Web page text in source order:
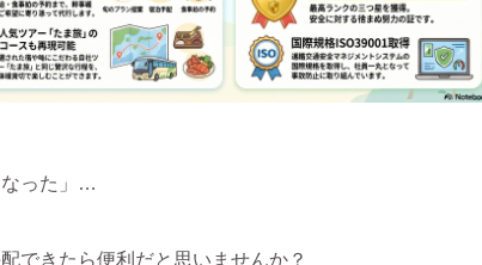
なった」…
できたら便利だと思いませんか？